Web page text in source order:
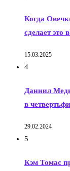
Когда
сделает это
15.03.2025
4
Даниил
в
29.02.2024
5
Кэм Томас